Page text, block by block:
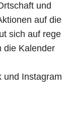
und
auf die
sich auf rege
die Kalender
und Instagram